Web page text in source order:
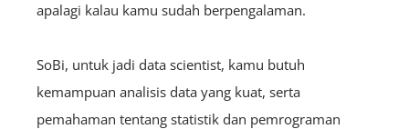
apalagi kalau kamu sudah berpengalaman.
SoBi, untuk jadi data scientist, kamu butuh
kemampuan analisis data yang kuat, serta
pemahaman tentang statistik dan pemrograman